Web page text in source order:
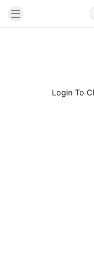
Login To